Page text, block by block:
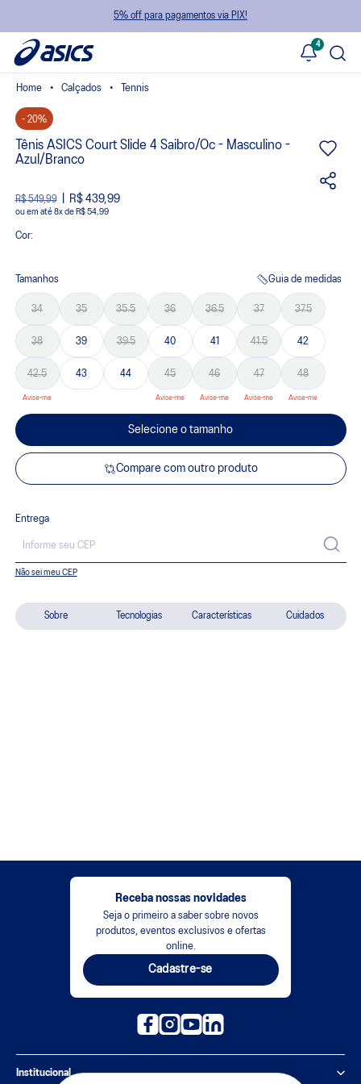
5% off para pagamentos via PIX!
4
Sobre Tecnologias Características Cuidados
Calçados Tennis
- 20%
Tênis ASICS Court Slide 4 Saibro/Oc - Masculino -
Azul/Branco
R$ 549,99 R$ 439,99
ou 8xde R$ 54,99
Cor:
Tamanhos Guia de medidas
34 35 35.5 36 36.5 37 37.5
38 39 39.5 40 41 41.5 42
42.5 43 44 45 46 47 48
Selecione o tamanho
Compare com outro produto
Entrega
Não sei meu CEP
Receba nossas novidades
Seja o primeiro a saber sobre novos
produtos, eventos exclusivos e ofertas
online.
Cadastre-se
Institucional